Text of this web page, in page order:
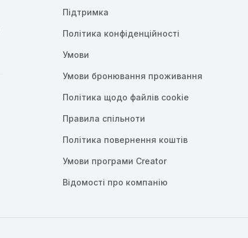
Підтримка
Політика конфіденційності
Умови
Умови бронювання проживання
Політика щодо файлів cookie
Правила спільноти
Політика повернення коштів
Умови програми Creator
Відомості про компанію